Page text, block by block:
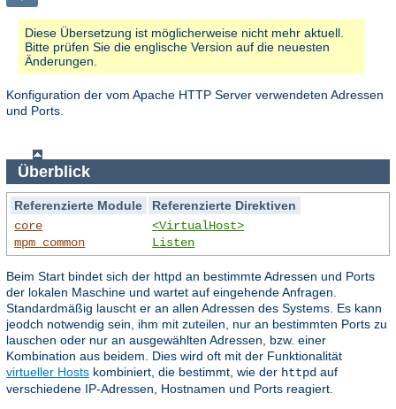
Diese Übersetzung ist möglicherweise nicht mehr aktuell.
Bitte prüfen Sie die englische Version auf die neuesten
Änderungen.
Konfiguration der vom Apache HTTP Server verwendeten Adressen
und Ports.
Überblick
Referenzierte Module
Referenzierte Direktiven
core
mpm_common
<VirtualHost>
Listen
Beim Start bindet sich der httpd an bestimmte Adressen und Ports
der lokalen Maschine und wartet auf eingehende Anfragen.
Standardmäßig lauscht er an allen Adressen des Systems. Es kann
jeodch notwendig sein, ihm mit zuteilen, nur an bestimmten Ports zu
lauschen oder nur an ausgewählten Adressen, bzw. einer
Kombination aus beidem. Dies wird oft mit der Funktionalität
virtueller Hosts kombiniert, die bestimmt, wie der httpd auf
verschiedene IP-Adressen, Hostnamen und Ports reagiert.